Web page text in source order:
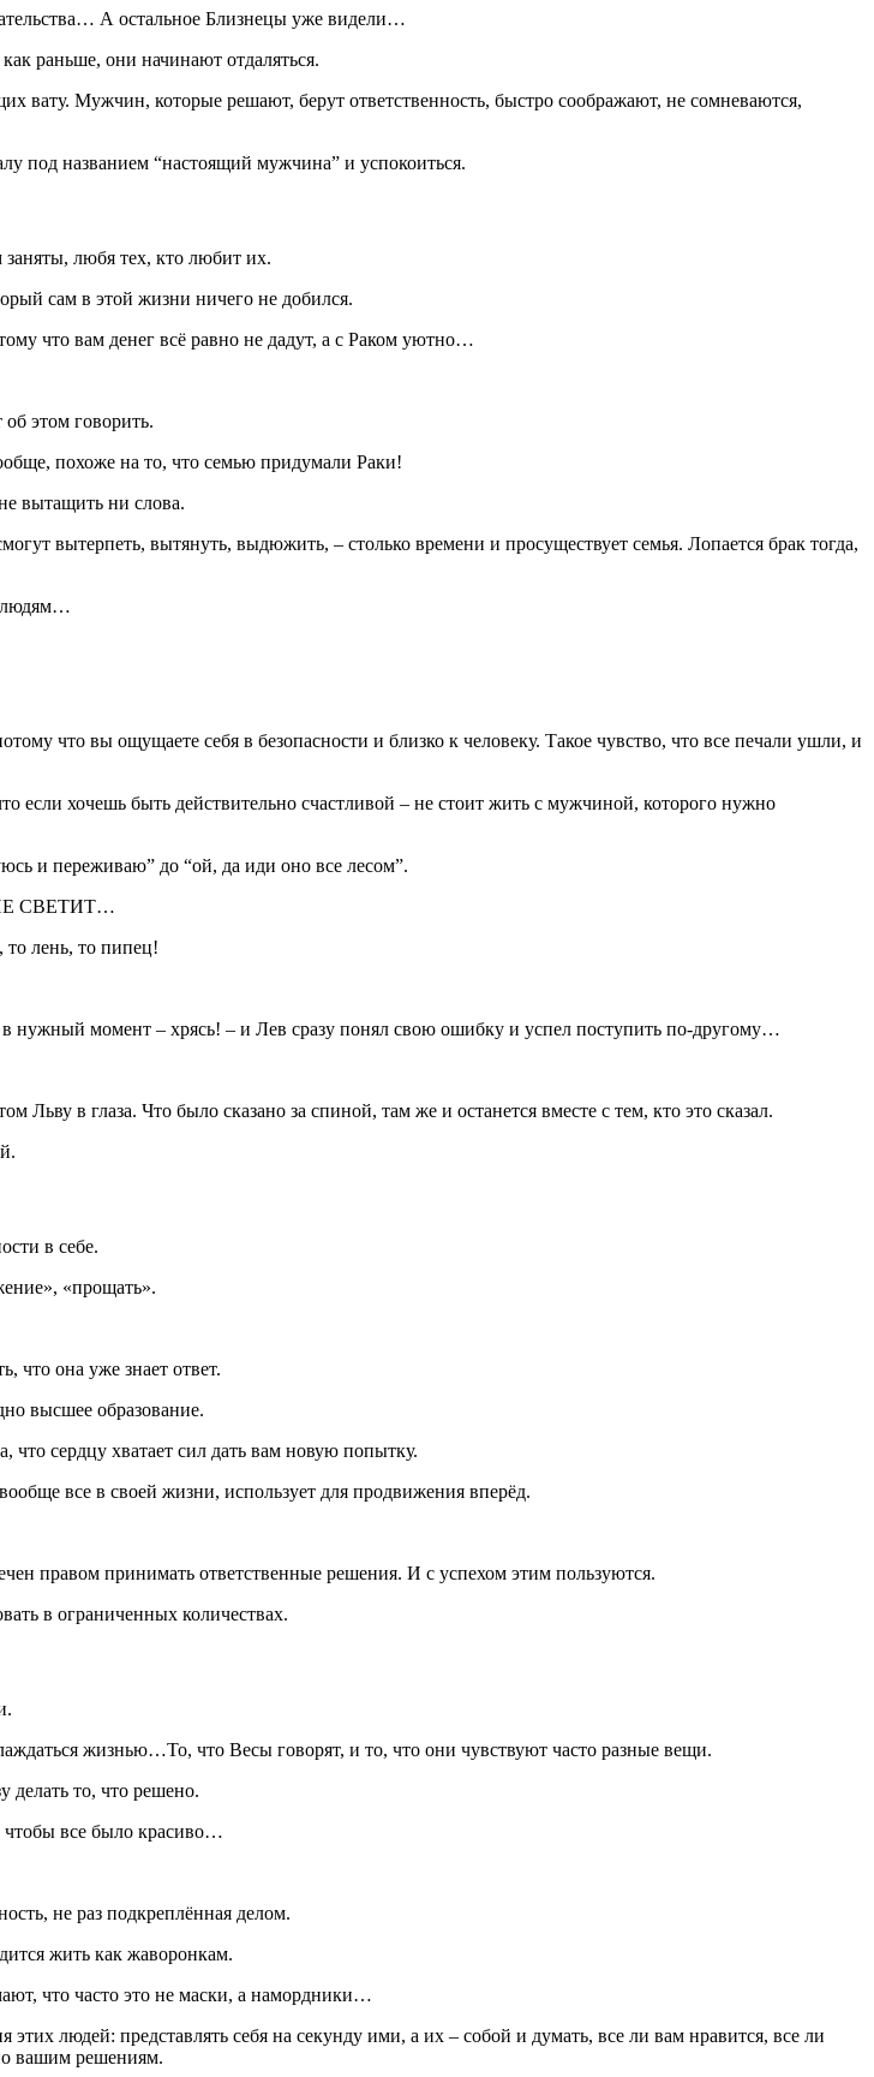
А остальное Близнецы уже видели…
раньше, они начинают отдаляться.
Мужчин, которые решают, берут ответственность, быстро соображают, не сомневаются,
под названием “настоящий мужчина” и успокоиться.
любя тех, кто любит их.
сам в этой жизни ничего не добился.
что вам денег всё равно не дадут, а с Раком уютно…
этом говорить.
похоже на то, что семью придумали Раки!
вытащить ни слова.
вытерпеть, вытянуть, выдюжить, – столько времени и просуществует семья. Лопается брак тогда,
людям…
что вы ощущаете себя в безопасности и близко к человеку. Такое чувство, что все печали ушли, и
хочешь быть действительно счастливой – не стоит жить с мужчиной, которого нужно
и переживаю” до “ой, да иди оно все лесом”.
НЕ СВЕТИТ…
лень, то пипец!
нужный момент – хрясь! – и Лев сразу понял свою ошибку и успел поступить по-другому…
в глаза. Что было сказано за спиной, там же и останется вместе с тем, кто это сказал.
в себе.
«прощать».
что она уже знает ответ.
высшее образование.
сердцу хватает сил дать вам новую попытку.
все в своей жизни, использует для продвижения вперёд.
правом принимать ответственные решения. И с успехом этим пользуются.
в ограниченных количествах.
жизнью…То, что Весы говорят, и то, что они чувствуют часто разные вещи.
делать то, что решено.
все было красиво…
не раз подкреплённая делом.
жить как жаворонкам.
что часто это не маски, а намордники…
людей: представлять себя на секунду ими, а их – собой и думать, все ли вам нравится, все ли
вашим решениям.